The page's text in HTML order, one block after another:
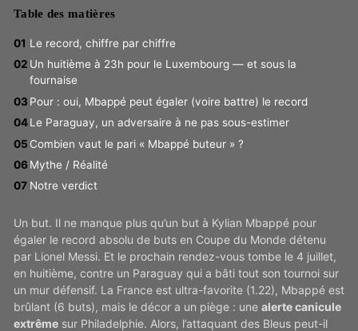
Table des matières
Le record, chiffre par chiffre
Un huitième à 23h pour le Luxembourg — et sous la
fournaise
Pour : oui, Mbappé peut égaler (voire battre) le record
Le Paraguay, un adversaire à ne pas sous-estimer
Combien vaut le pari « Mbappé buteur » ?
Mythe / Réalité
Notre verdict
Un but. Il ne manque plus qu’un but à Kylian Mbappé pour
égaler le record absolu de buts en Coupe du Monde détenu
par Lionel Messi. Et le prochain rendez-vous tombe le 4 juillet,
en huitième, contre un Paraguay qui a bâti tout son tournoi sur
un mur défensif. La France est ultra-favorite (1.22), Mbappé est
brûlant (6 buts), mais le décor a un piège : une alerte canicule
extrême sur Philadelphie. Alors, l’attaquant des Bleus peut-il